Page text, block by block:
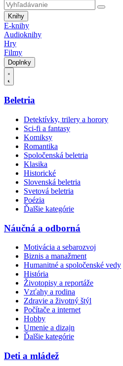
Knihy
E-knihy
Audioknihy
Hry
Filmy
Doplnky
Beletria
Detektívky, trilery a horory
Sci-fi a fantasy
Komiksy
Romantika
Spoločenská beletria
Klasika
Historické
Slovenská beletria
Svetová beletria
Poézia
Ďalšie kategórie
Náučná a odborná
Motivácia a sebarozvoj
Biznis a manažment
Humanitné a spoločenské vedy
História
Životopisy a reportáže
Vzťahy a rodina
Zdravie a životný štýl
Počítače a internet
Hobby
Umenie a dizajn
Ďalšie kategórie
Deti a mládež